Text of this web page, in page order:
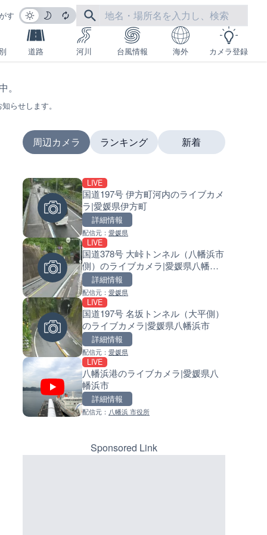
す
道路 河川 台風情報 海外 カメラ登録
らせします。
周辺カメラ
LIVE
国道197号 伊方町河内のライブカメ
ラ|愛媛県伊方町
詳細情報
配信元： 愛媛県
LIVE
国道378号 大峠トンネル（八幡浜市
側）のライブカメラ|愛媛県八幡浜
市
詳細情報
配信元： 愛媛県
LIVE
国道197号 名坂トンネル（大平側）
のライブカメラ|愛媛県八幡浜市
詳細情報
配信元： 愛媛県
LIVE
八幡浜港のライブカメラ|愛媛県八
幡浜市
詳細情報
配信元： 八幡浜 市役所
ランキング
国道1号 国府津海岸のライブ
ラ|神奈川県小田原市
十勝岳 白金模範牧場のライブ
ラ|北海道美瑛町
羽田空港第2旅客ターミナルか
ライブカメラ|東京都大田区
日本全国・緊急地震速報のラ
配信元：
新着
南出川水門付近のライブカメ
歌山県日高町
比井川水門付近から比井崎海
イブカメラ|和歌山県日高町
小浦川水門付近から小浦海水
ライブカメラ|和歌山県日高町
産湯川水門付近のライブカメ
配信元：
Sponsored Link